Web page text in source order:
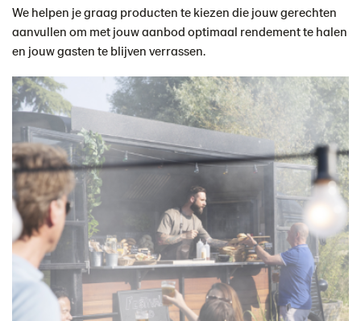
We helpen je graag producten te kiezen die jouw gerechten
aanvullen om met jouw aanbod optimaal rendement te halen
en jouw gasten te blijven verrassen.